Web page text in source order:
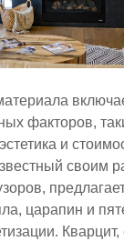
факторов,
и
своим
царапин и